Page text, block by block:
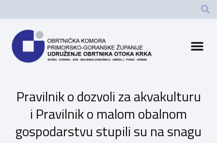
Pravilnik o dozvoli za akvakulturu
i Pravilnik o malom obalnom
gospodarstvu stupili su na snagu